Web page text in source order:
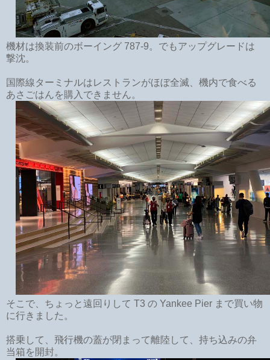
機材は換装前のボーイング 787-9。でもアップグレードは
撃沈。
国際線ターミナルはレストランがほぼ全滅、機内で食べる
あさごはんを購入できません。
そこで、ちょっと遠回りして T3 の Yankee Pier まで買い物
に行きました。
搭乗して、飛行機の蓋が閉まって離陸して、持ち込みの弁
当箱を開封。